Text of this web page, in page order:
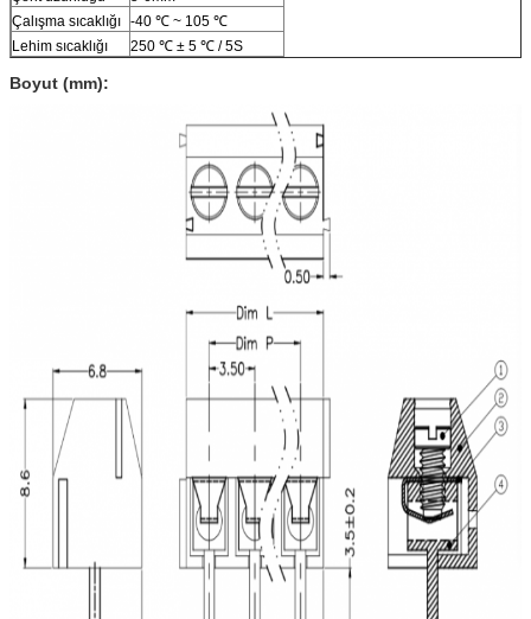
Çalışma sıcaklığı -40 ℃ ~ 105 ℃
Lehim sıcaklığı
250 ℃ ± 5 ℃ / 5S
Boyut (mm):